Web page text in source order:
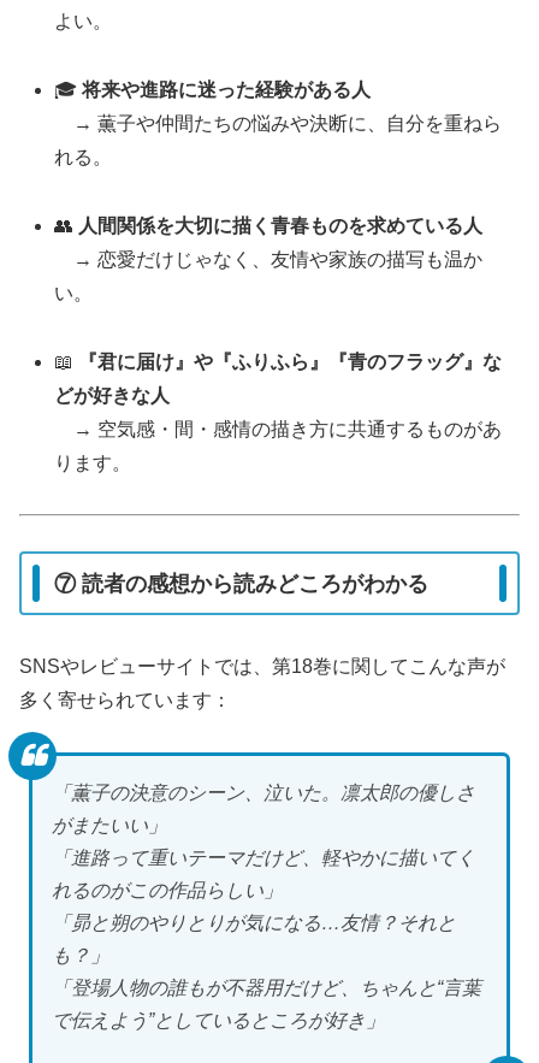
よい。
🎓将来や進路に迷った経験がある人
→ 薫子や仲間たちの悩みや決断に、自分を重ねら
れる。
👥 人間関係を大切に描く青春ものを求めている人
→ 恋愛だけじゃなく、友情や家族の描写も温か
い。
📖
『君に届け』や『ふりふら』『青のフラッグ』な
どが好きな人
→ 空気感・間・感情の描き方に共通するものがあ
ります。
⑦ 読者の感想から読みどころがわかる
SNSやレビューサイトでは、第18巻に関してこんな声が
多く寄せられています：
「薫子の決意のシーン、泣いた。凛太郎の優しさ
がまたいい」
「進路って重いテーマだけど、軽やかに描いてく
れるのがこの作品らしい」
「昴と朔のやりとりが気になる…友情？それと
も？」
「登場人物の誰もが不器用だけど、ちゃんと“言葉
で伝えよう”としているところが好き」